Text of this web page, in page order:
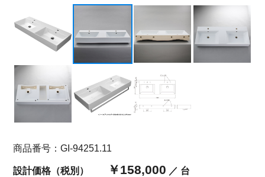
商品番号：GI-94251.11
設計価格（税別） ￥158,000 ／ 台